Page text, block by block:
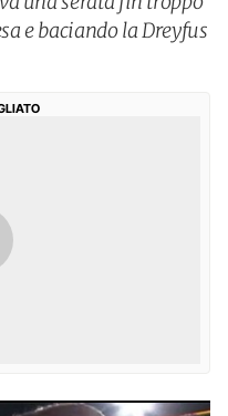
e baciando la Dreyfus